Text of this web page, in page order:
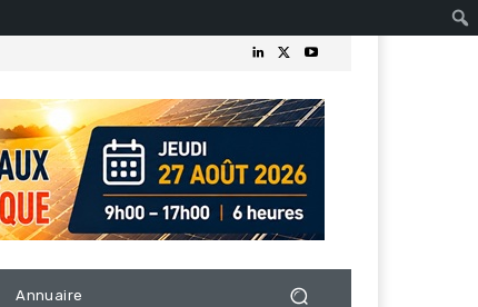
Annuaire